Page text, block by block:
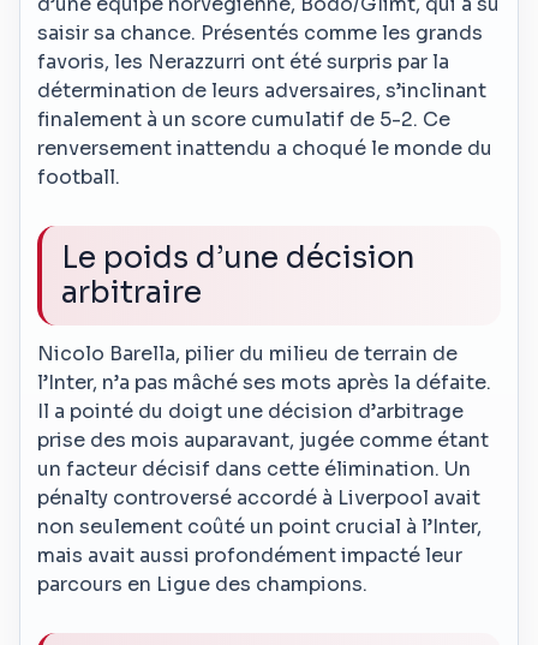
saisir sa chance. Présentés comme les grands
favoris, les Nerazzurri ont été surpris par la
détermination de leurs adversaires, s’inclinant
finalement à un score cumulatif de 5-2. Ce
renversement inattendu a choqué le monde du
football.
Le poids d’une décision
arbitraire
Nicolo Barella, pilier du milieu de terrain de
l’Inter, n’a pas mâché ses mots après la défaite.
Il a pointé du doigt une décision d’arbitrage
prise des mois auparavant, jugée comme étant
un facteur décisif dans cette élimination. Un
pénalty controversé accordé à Liverpool avait
non seulement coûté un point crucial à l’Inter,
mais avait aussi profondément impacté leur
parcours en Ligue des champions.